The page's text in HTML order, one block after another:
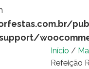
Início /
Refeição